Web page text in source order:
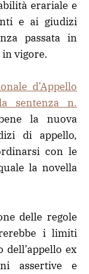
erariale e
e ai giudizi
passata in
in vigore.
d’Appello
sentenza n.
la nuova
di appello,
con le
la novella
delle regole
i limiti
ex
assertive e